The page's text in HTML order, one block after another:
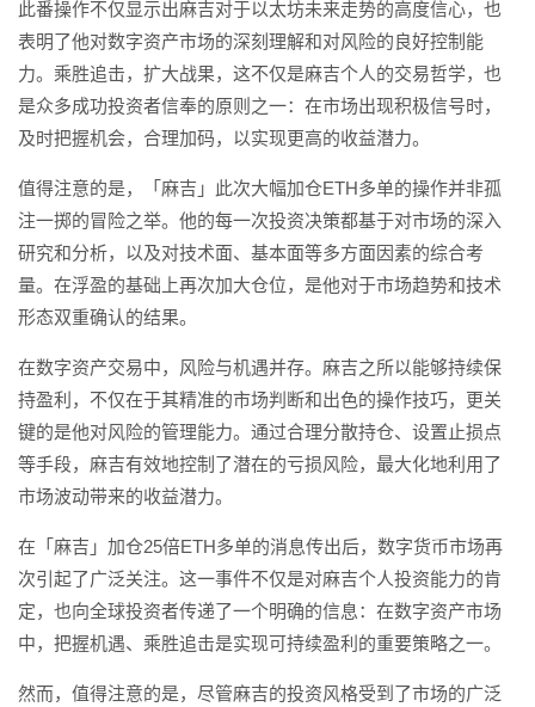
此番操作不仅显示出麻吉对于以太坊未来走势的高度信心，也
表明了他对数字资产市场的深刻理解和对风险的良好控制能
力。乘胜追击，扩大战果，这不仅是麻吉个人的交易哲学，也
是众多成功投资者信奉的原则之一：在市场出现积极信号时，
及时把握机会，合理加码，以实现更高的收益潜力。
值得注意的是，「麻吉」此次大幅加仓ETH多单的操作并非孤
注一掷的冒险之举。他的每一次投资决策都基于对市场的深入
研究和分析，以及对技术面、基本面等多方面因素的综合考
量。在浮盈的基础上再次加大仓位，是他对于市场趋势和技术
形态双重确认的结果。
在数字资产交易中，风险与机遇并存。麻吉之所以能够持续保
持盈利，不仅在于其精准的市场判断和出色的操作技巧，更关
键的是他对风险的管理能力。通过合理分散持仓、设置止损点
等手段，麻吉有效地控制了潜在的亏损风险，最大化地利用了
市场波动带来的收益潜力。
在「麻吉」加仓25倍ETH多单的消息传出后，数字货币市场再
次引起了广泛关注。这一事件不仅是对麻吉个人投资能力的肯
定，也向全球投资者传递了一个明确的信息：在数字资产市场
中，把握机遇、乘胜追击是实现可持续盈利的重要策略之一。
然而，值得注意的是，尽管麻吉的投资风格受到了市场的广泛